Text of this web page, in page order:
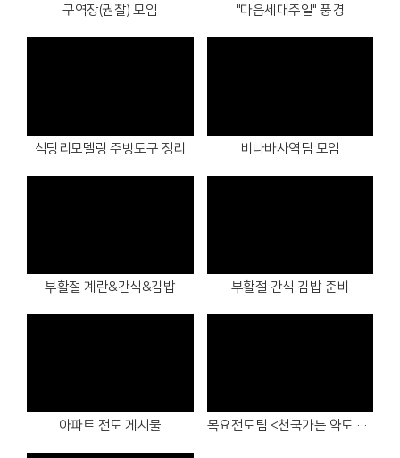
구역장(권찰) 모임 "다음세대주일" 풍경
식당리모델링 주방도구 정리 비나바사역팀 모임
부활절 계란&간식&김밥 부활절 간식 김밥 준비
아파트 전도 게시물 목요전도팀 <천국가는 약도 연습>